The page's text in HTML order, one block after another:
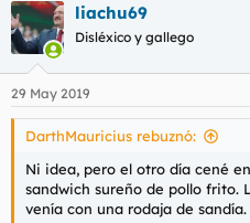
liachu69
Disléxico y gallego
29 May 2019
DarthMauricius rebuznó:
Ni idea, pero el otro día cené
sandwich sureño de pollo frito.
venía con una rodaja de